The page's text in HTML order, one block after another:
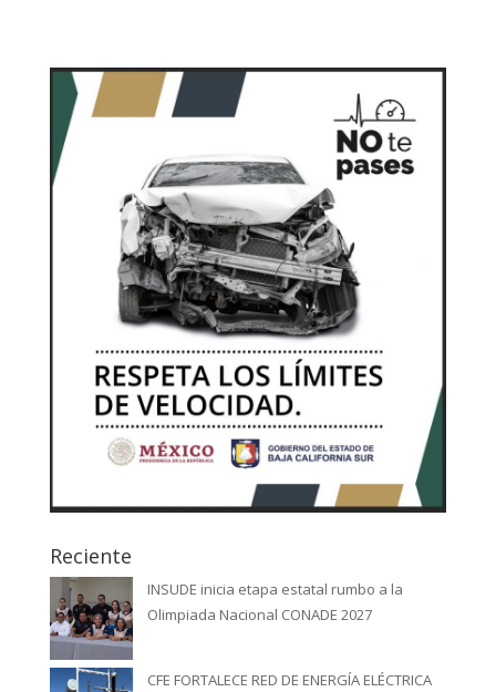
Reciente
INSUDE inicia etapa estatal rumbo a la
Olimpiada Nacional CONADE 2027
CFE FORTALECE RED DE ENERGÍA ELÉCTRICA